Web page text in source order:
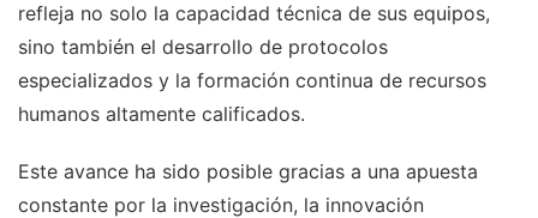
refleja no solo la capacidad técnica de sus equipos,
sino también el desarrollo de protocolos
especializados y la formación continua de recursos
humanos altamente calificados.
Este avance ha sido posible gracias a una apuesta
constante por la investigación, la innovación